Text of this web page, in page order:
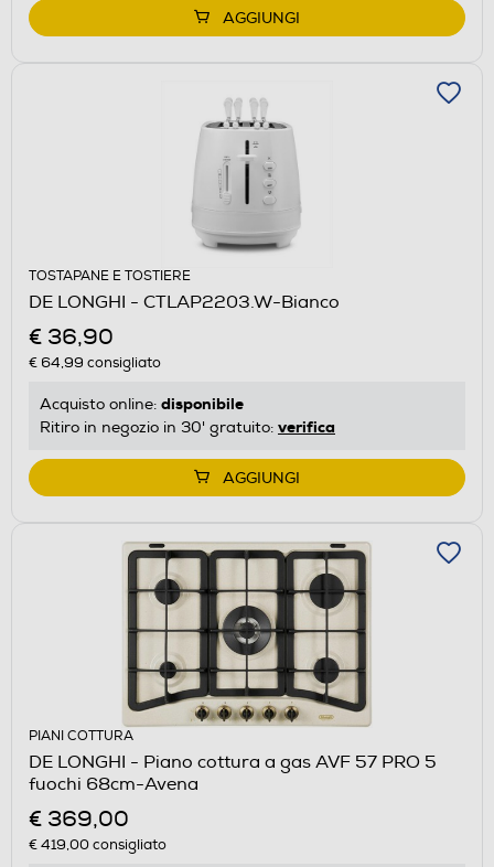
AGGIUNGI
TOSTAPANE E TOSTIERE
DE LONGHI - CTLAP2203.W-Bianco
€ 36,90
€ 64,99 consigliato
Acquisto online: disponibile
Ritiro in negozio in 30' gratuito: verifica
AGGIUNGI
PIANI COTTURA
DE LONGHI - Piano cottura a gas AVF 57 PRO 5
fuochi 68cm-Avena
€ 369,00
€ 419,00consigliato